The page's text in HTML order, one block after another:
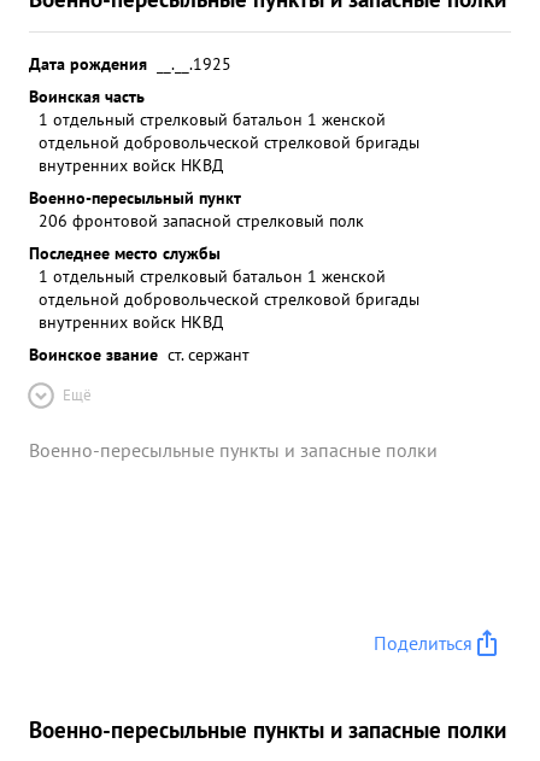
Дата рождения
__.__.1925
Воинская часть
1 отдельный стрелковый батальон 1 женской
отдельной добровольческой стрелковой бригады
внутренних войск НКВД
Военно-пересыльный пункт
206 фронтовой запасной стрелковый полк
Последнее место службы
1 отдельный стрелковый батальон 1 женской
отдельной добровольческой стрелковой бригады
внутренних войск НКВД
Воинское звание ст. сержант
Ещё
Военно-пересыльные пункты и запасные полки
Поделиться
Военно-пересыльные пункты и запасные полки